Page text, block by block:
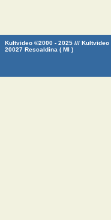
Kultvideo ©2000 - 2025 ///
20027 Rescaldina ( MI )